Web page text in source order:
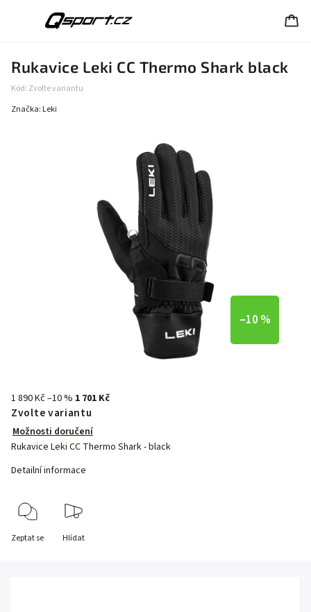
Rukavice Leki CC Thermo Shark black
Kód: Zvolte variantu
Značka: Leki
–10 %
1 890 Kč–10 % 1 701 Kč
Zvolte variantu
Možnosti doručení
Rukavice Leki CC Thermo Shark - black
Detailní informace
Zeptat se Hlídat